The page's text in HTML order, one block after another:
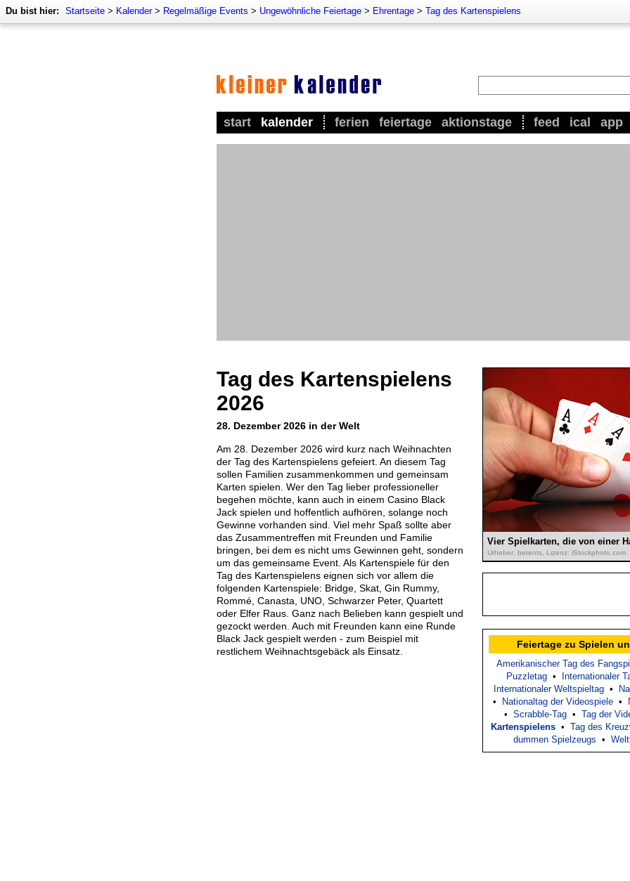
Du bist hier: Startseite > Kalender> Regelmäßige Events > Ungewöhnliche Feiertage > Ehrentage > Tag des Kartenspielens
start kalender ferien feiertage aktionstage feed ical app
Tag des Kartenspielens
2026
28. Dezember 2026 in der Welt
Vier Spielkarten, die von einer
Urheber: berents, Lizenz: iStockphoto.com
Am 28. Dezember 2026 wird kurz nach Weihnachten
der Tag des Kartenspielens gefeiert. An diesem Tag
sollen Familien zusammenkommen und gemeinsam
Karten spielen. Wer den Tag lieber professioneller
begehen möchte, kann auch in einem Casino Black
Jack spielen und hoffentlich aufhören, solange noch
Gewinne vorhanden sind. Viel mehr Spaß sollte aber
das Zusammentreffen mit Freunden und Familie
bringen, bei dem es nicht ums Gewinnen geht, sondern
um das gemeinsame Event. Als Kartenspiele für den
Tag des Kartenspielens eignen sich vor allem die
folgenden Kartenspiele: Bridge, Skat, Gin Rummy,
Rommé, Canasta, UNO, Schwarzer Peter, Quartett
oder Elfer Raus. Ganz nach Belieben kann gespielt und
gezockt werden. Auch mit Freunden kann eine Runde
Black Jack gespielt werden - zum Beispiel mit
restlichem Weihnachtsgebäck als Einsatz.
Feiertage zu Spielen
Amerikanischer Tag des
Puzzletag • Internationaler
Internationaler Weltspieltag •
•
Nationaltag der Videospiele•
• Scrabble-Tag• Tag der
Kartenspielens• Tag des
dummen Spielzeugs •